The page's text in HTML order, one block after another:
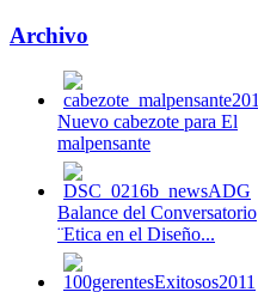
Archivo
Nuevo cabezote para El
malpensante
Balance del Conversatorio
¨Etica en el Diseño...